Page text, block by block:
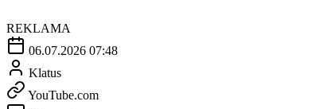
REKLAMA
06.07.2026 07:48
Klatus
YouTube.com